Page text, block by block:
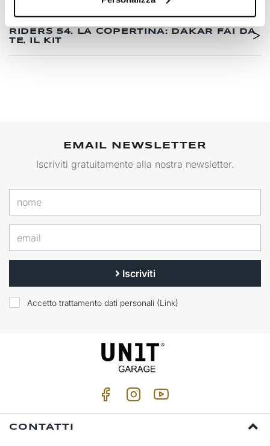
Successivo
RIDERS 54. LA COPERTINA: DAKAR FAI DA
TE, IL KIT
EMAIL NEWSLETTER
Iscriviti gratuitamente alla nostra newsletter.
Iscriviti
Accetto trattamento dati personali (Link)
CONTATTI